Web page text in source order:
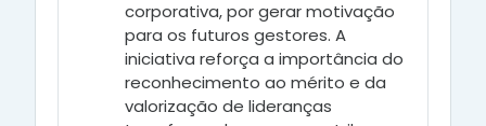
corporativa, por gerar motivação
para os futuros gestores. A
iniciativa reforça a importância do
reconhecimento ao mérito e da
valorização de lideranças